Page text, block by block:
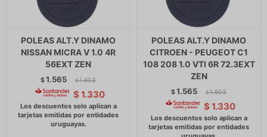
POLEAS ALT.Y DINAMO
NISSAN MICRA V 1.0 4R
56EXT ZEN
$1.565 $ 1.603
$ 1.330
POLEAS ALT.Y DINAMO
CITROEN - PEUGEOT C1
108 208 1.0 VTI 6R 72.3EXT
ZEN
$1.565 $ 1.603
$ 1.330